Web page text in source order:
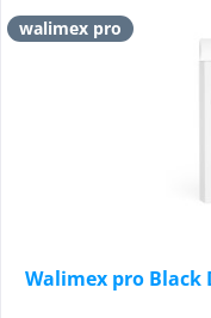
walimex pro
Walimex pro Black